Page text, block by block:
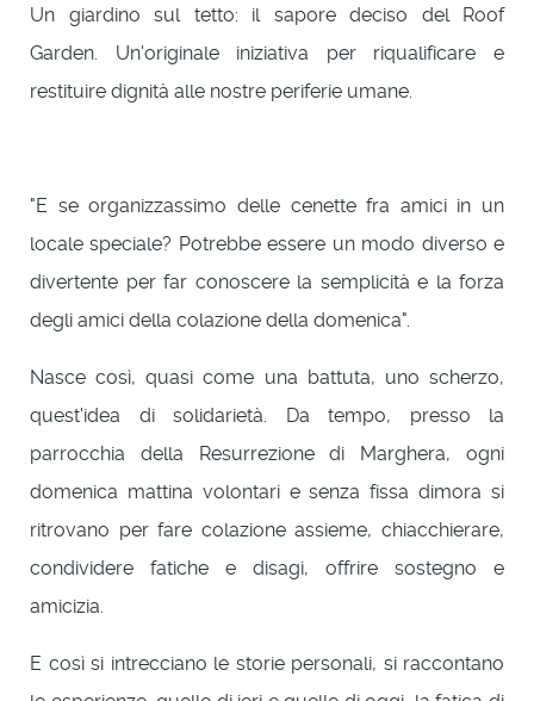
Un giardino sul tetto: il sapore deciso del Roof
Garden. Un'originale iniziativa per riqualificare e
restituire dignità alle nostre periferie umane.
"E se organizzassimo delle cenette fra amici in un
locale speciale? Potrebbe essere un modo diverso e
divertente per far conoscere la semplicità e la forza
degli amici della colazione della domenica".
Nasce così, quasi come una battuta, uno scherzo,
quest'idea di solidarietà. Da tempo, presso la
parrocchia della Resurrezione di Marghera, ogni
domenica mattina volontari e senza fissa dimora si
ritrovano per fare colazione assieme, chiacchierare,
condividere fatiche e disagi, offrire sostegno e
amicizia.
E così si intrecciano le storie personali, si raccontano